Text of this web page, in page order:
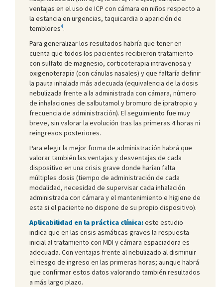
ventajas en el uso de ICP con cámara en niños respecto a
la estancia en urgencias, taquicardia o aparición de
temblores4.
Para generalizar los resultados habría que tener en
cuenta que todos los pacientes recibieron tratamiento
con sulfato de magnesio, corticoterapia intravenosa y
oxigenoterapia (con cánulas nasales) y que faltaría definir
la pauta inhalada más adecuada (equivalencia de la dosis
nebulizada frente a la administrada con cámara, número
de inhalaciones de salbutamol y bromuro de ipratropio y
frecuencia de administración). El seguimiento fue muy
breve, sin valorar la evolución tras las primeras 4 horas ni
reingresos posteriores.
Para elegir la mejor forma de administración habrá que
valorar también las ventajas y desventajas de cada
dispositivo en una crisis grave donde harían falta
múltiples dosis (tiempo de administración de cada
modalidad, necesidad de supervisar cada inhalación
administrada con cámara y el mantenimiento e higiene de
esta si el paciente no dispone de su propio dispositivo).
Aplicabilidad en la práctica clínica:este estudio
indica que en las crisis asmáticas graves la respuesta
inicial al tratamiento con MDI y cámara espaciadora es
adecuada. Con ventajas frente al nebulizado al disminuir
el riesgo de ingreso en las primeras horas; aunque habrá
que confirmar estos datos valorando también resultados
a más largo plazo.